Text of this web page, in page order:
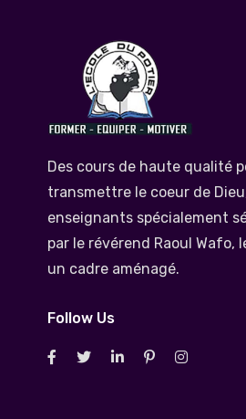
Des cours de haute qualité
transmettre le coeur de
enseignants spécialement
par le révérend Raoul Wafo,
un cadre aménagé.
Follow Us